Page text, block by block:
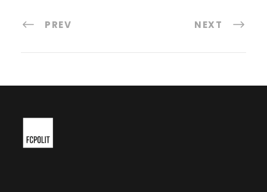
PREV NEXT